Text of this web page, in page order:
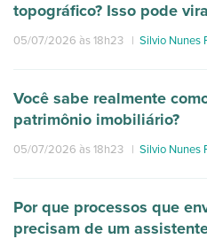
topográfico? Isso pode
05/07/2026 às 18h23 | Silvio Nunes
Você sabe realmente
patrimônio imobiliário?
05/07/2026 às 18h23 | Silvio Nunes
Por que processos que
precisam de um